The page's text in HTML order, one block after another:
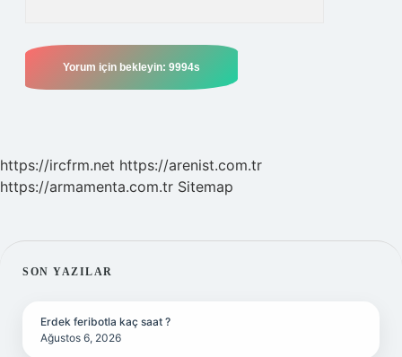
https://ircfrm.net https://arenist.com.tr
https://armamenta.com.tr Sitemap
SIDEBAR
SON YAZILAR
Erdek feribotla kaç saat ?
Ağustos 6, 2026